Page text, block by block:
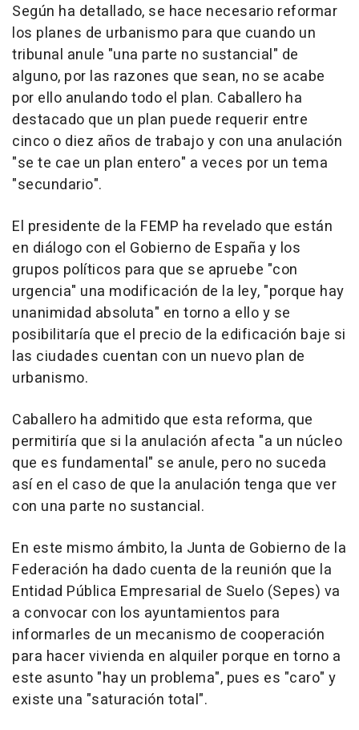
Según ha detallado, se hace necesario reformar
los planes de urbanismo para que cuando un
tribunal anule "una parte no sustancial" de
alguno, por las razones que sean, no se acabe
por ello anulando todo el plan. Caballero ha
destacado que un plan puede requerir entre
cinco o diez años de trabajo y con una anulación
"se te cae un plan entero" a veces por un tema
"secundario".
El presidente de la FEMP ha revelado que están
en diálogo con el Gobierno de España y los
grupos políticos para que se apruebe "con
urgencia" una modificación de la ley, "porque hay
unanimidad absoluta" en torno a ello y se
posibilitaría que el precio de la edificación baje si
las ciudades cuentan con un nuevo plan de
urbanismo.
Caballero ha admitido que esta reforma, que
permitiría que si la anulación afecta "a un núcleo
que es fundamental" se anule, pero no suceda
así en el caso de que la anulación tenga que ver
con una parte no sustancial.
En este mismo ámbito, la Junta de Gobierno de la
Federación ha dado cuenta de la reunión que la
Entidad Pública Empresarial de Suelo (Sepes) va
a convocar con los ayuntamientos para
informarles de un mecanismo de cooperación
para hacer vivienda en alquiler porque en torno a
este asunto "hay un problema", pues es "caro" y
existe una "saturación total".